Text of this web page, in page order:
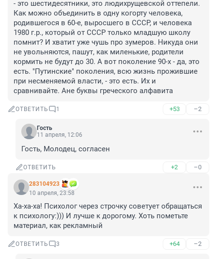
- это шестидесятники, это людихрущевской оттепели.
Как можно объединить в одну когорту человека,
родившегося в 60-е, выросшего в СССР, и человека
1980 г.р., который от СССР только младшую школу
помнит? И хватит уже чушь про зумеров. Никуда они
не увольняются, пашут, как миленькие, родители
кормить не будут до 30. А вот поколение 90-х - да, это
есть. "Путинские" поколения, всю жизнь прожившие
при несменяемой власти, - это есть. Их и
сравнивайте. Ане буквы греческого алфавита
ОТВЕТИТЬ 1 +53 –2
Гость
11 апреля, 12:06
Гость, Молодец, согласен
ОТВЕТИТЬ +2 –0
283104923
10 апреля, 23:58
Ха-ха-ха! Психолог через строчку советует обращаться
к психологу:))) И лучше к дорогому. Хоть пометьте
материал, как рекламный
ОТВЕТИТЬ 3 +64 –2